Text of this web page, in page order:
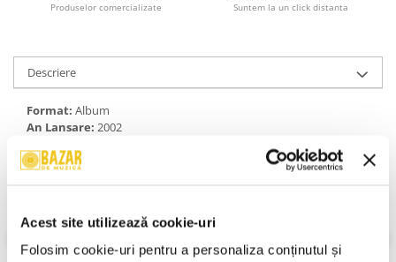
Acest site utilizează cookie-uri
Folosim cookie-uri pentru a personaliza conținutul și
Produselor comercializate Suntem la un click distanta
Descriere
Format: Album
An Lansare: 2002
Stare Disc:
Review-uri (0)